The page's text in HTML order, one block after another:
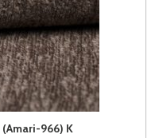
(Amari-966) K